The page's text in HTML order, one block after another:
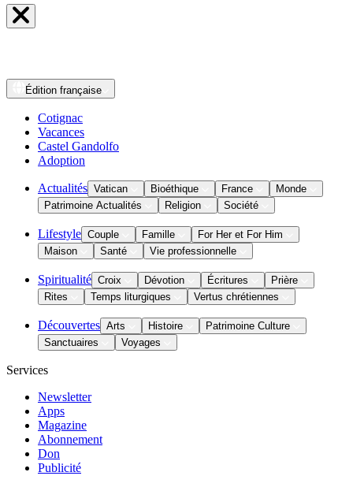
Édition française
Cotignac
Vacances
Castel Gandolfo
Adoption
Actualités Vatican Bioéthique France
Monde
Patrimoine Actualités
Religion Société
Lifestyle Couple Famille
For Her et For Him
Maison
Santé Vie professionnelle
Spiritualité Croix Dévotion Écritures
Prière
Rites
Temps liturgiques Vertus chrétiennes
Découvertes Arts Histoire
Patrimoine Culture
Sanctuaires
Voyages
Services
Newsletter
Apps
Magazine
Abonnement
Don
Publicité